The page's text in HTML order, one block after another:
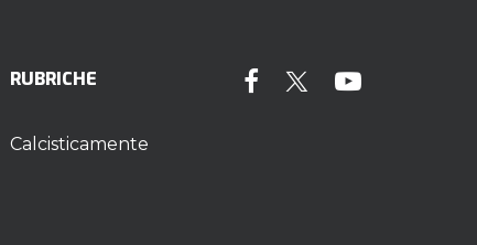
RUBRICHE
Calcisticamente